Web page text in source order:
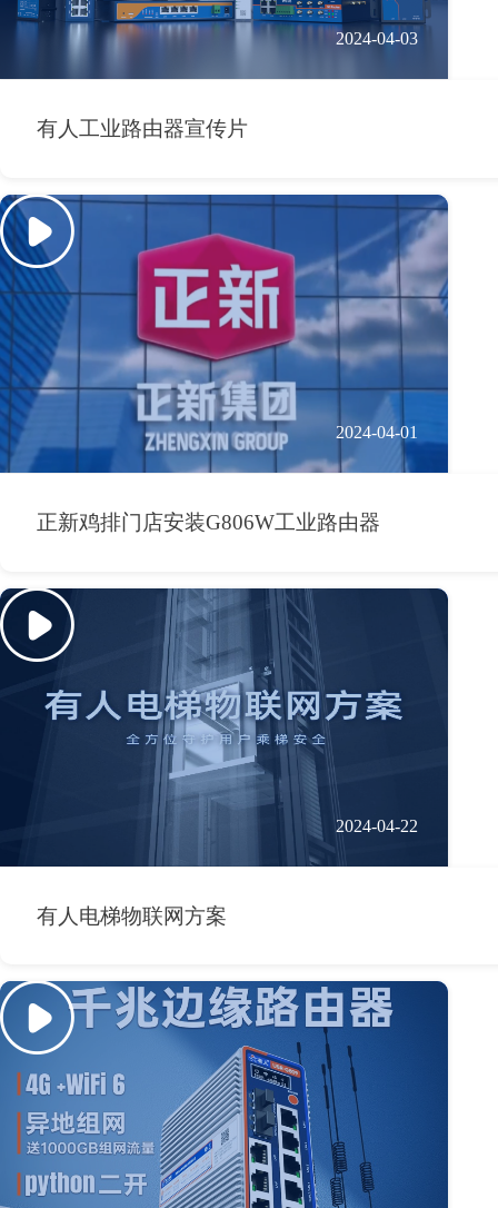
2024-04-03
有人工业路由器宣传片
2024-04-01
正新鸡排门店安装G806W工业路由器
2024-04-22
有人电梯物联网方案